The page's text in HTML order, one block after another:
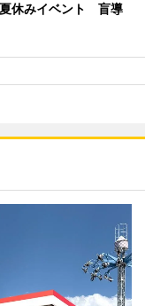
休みイベント 盲導